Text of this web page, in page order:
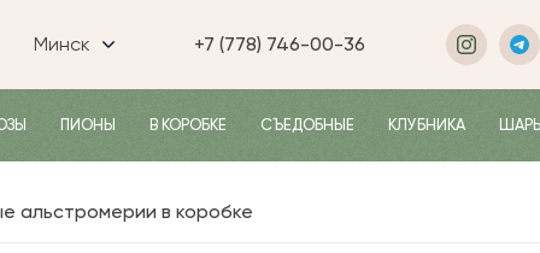
Минск +7 (778) 746-00-36
ПИОНЫ В КОРОБКЕ СЪЕДОБНЫЕ КЛУБНИКА
альстромерии в коробке